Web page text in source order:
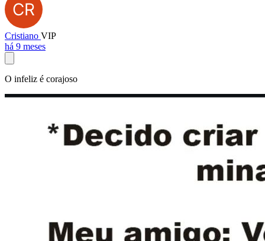
Cristiano VIP
há 9 meses
O infeliz é corajoso